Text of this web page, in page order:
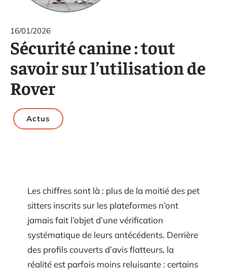
16/01/2026
Sécurité canine : tout
savoir sur l’utilisation de
Rover
Actus
Les chiffres sont là : plus de la moitié des pet
sitters inscrits sur les plateformes n’ont
jamais fait l’objet d’une vérification
systématique de leurs antécédents. Derrière
des profils couverts d’avis flatteurs, la
réalité est parfois moins reluisante : certains